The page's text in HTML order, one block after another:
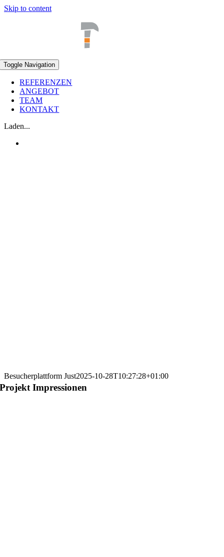
Skip to content
Toggle Navigation
REFERENZEN
ANGEBOT
TEAM
KONTAKT
Laden...
Besucherplattform Just2025-10-28T10:27:28+01:00
Projekt Impressionen